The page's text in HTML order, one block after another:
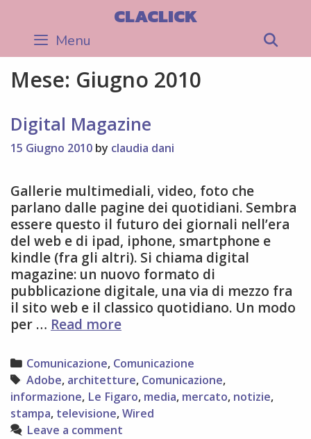
content
CLACLICK
Menu
Mese: Giugno 2010
Digital Magazine
15 Giugno 2010 by claudia dani
Gallerie multimediali, video, foto che
parlano dalle pagine dei quotidiani. Sembra
essere questo il futuro dei giornali nell’era
del web e di ipad, iphone, smartphone e
kindle (fra gli altri). Si chiama digital
magazine: un nuovo formato di
pubblicazione digitale, una via di mezzo fra
il sito web e il classico quotidiano. Un modo
per … Read moreDigital
Categories
Comunicazione, Comunicazione
Tags
Adobe, architetture, Comunicazione,
informazione, Le Figaro, media, mercato, notizie,
stampa, televisione,Wired
Leave a comment